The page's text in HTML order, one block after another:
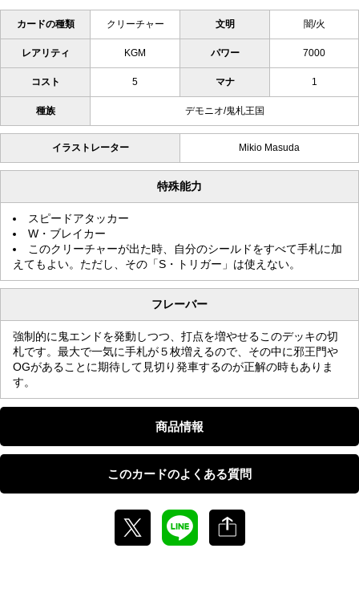
カードの種類 クリーチャー 文明 闇/火
レアリティ KGM パワー 7000
コスト 5 マナ 1
種族 デモニオ/鬼札王国
イラストレーター Mikio Masuda
特殊能力
スピードアタッカー
W・ブレイカー
このクリーチャーが出た時、自分のシールドをすべて手札に加
えてもよい。ただし、その「S・トリガー」は使えない。
フレーバー
強制的に鬼エンドを発動しつつ、打点を増やせるこのデッキの切
札です。最大で一気に手札が５枚増えるので、その中に邪王門や
OGがあることに期待して見切り発車するのが正解の時もありま
す。
商品情報
このカードのよくある質問